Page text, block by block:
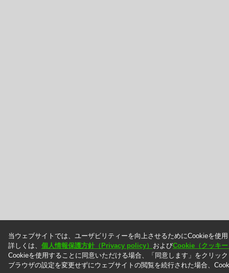
当ウェブサイトでは、ユーザビリティーを向上させるためにCookieを使
詳しくは、 個人情報保護方針（Privacy policy） およびCookie（クッキ
Cookieを使用することに同意いただける場合、「同意します」をクリッ
ブラウザの設定を変更せずにウェブサイトの閲覧を続行された場合、